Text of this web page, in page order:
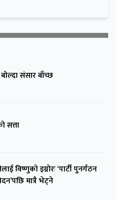
संसार बाँच्छ
सत्ता
विष्णुको इग्नोरः ‘पार्टी पुनर्गठन
मात्रै भेट्ने